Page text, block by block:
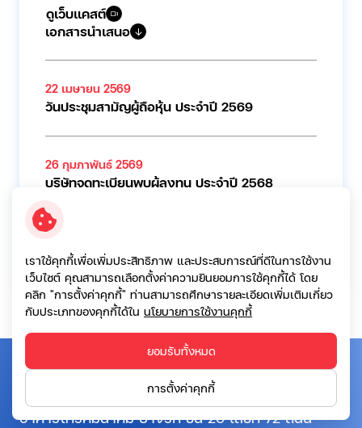
ดูเว็บแคสต์
เอกสารนำเสนอ
22 เมษายน 2569
วันประชุมสามัญผู้ถือหุ้น ประจำปี 2569
26 กุมภาพันธ์ 2569
บริษัทจดทะเบียนพบผู้ลงทุน ประจำปี 2568
ดูเว็บแคสต์
เอกสารนำเสนอ
บริษัท เอสจี แคปปิตอล จำกัด (มหาชน)
ที่อยู่:
อาคารโทรคมนาคม บางรัก ชั้น 20 เลขที่ 72 ถนน
เราใช้คุกกี้เพื่อเพิ่มประสิทธิภาพ และประสบการณ์ที่ดีในการใช้งาน
เว็บไซต์ คุณสามารถเลือกตั้งค่าความยินยอมการใช้คุกกี้ได้ โดย
คลิก "การตั้งค่าคุกกี้" ท่านสามารถศึกษารายละเอียดเพิ่มเติมเกี่ยว
กับประเภทของคุกกี้ได้ใน นโยบายการใช้งานคุกกี้
ยอมรับทั้งหมด
การตั้งค่าคุกกี้